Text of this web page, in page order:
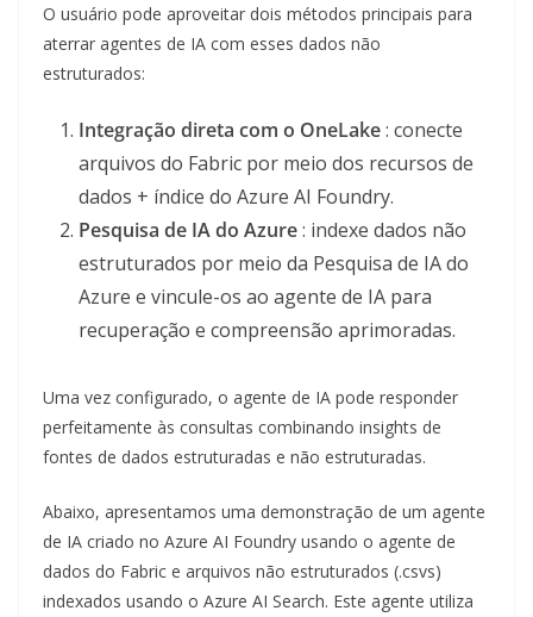
O usuário pode aproveitar dois métodos principais para
aterrar agentes de IA com esses dados não
estruturados:
Integração direta com o OneLake: conecte
arquivos do Fabric por meio dos recursos de
dados + índice do Azure AI Foundry.
Pesquisa de IA do Azure: indexe dados não
estruturados por meio da Pesquisa de IA do
Azure e vincule-os ao agente de IA para
recuperação e compreensão aprimoradas.
Uma vez configurado, o agente de IA pode responder
perfeitamente às consultas combinando insights de
fontes de dados estruturadas e não estruturadas.
Abaixo, apresentamos uma demonstração de um agente
de IA criado no Azure AI Foundry usando o agente de
dados do Fabric e arquivos não estruturados (.csvs)
indexados usando o Azure AI Search. Este agente utiliza